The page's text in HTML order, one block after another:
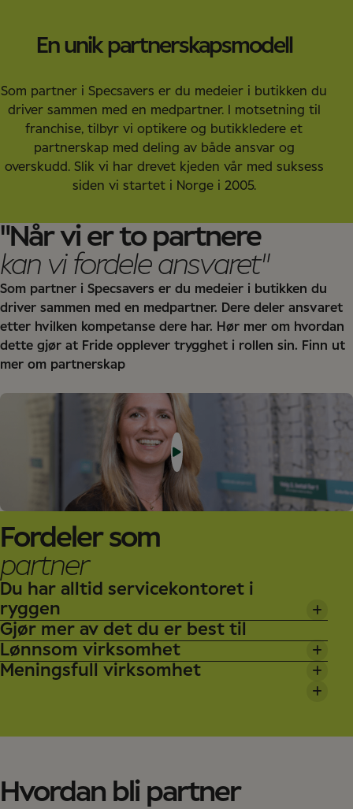
En unik partnerskapsmodell
Som partner i Specsavers er du medeier i butikken du
driver sammen med en medpartner. I motsetning til
franchise, tilbyr vi optikere og butikkledere et
partnerskap med deling av både ansvar og
overskudd. Slik vi har drevet kjeden vår med suksess
siden vi startet i Norge i 2005.
"Når vi er to partnere
kan vi fordele ansvaret"
Som partner i Specsavers er du medeier i butikken du
driver sammen med en medpartner. Dere deler ansvaret
etter hvilken kompetanse dere har. Hør mer om hvordan
dette gjør at Fride opplever trygghet i rollen sin. Finn ut
mer om partnerskap
Fordeler som
partner
Du har alltid servicekontoret i
ryggen
Du får hjelp med administrative oppgaver som
markedsføring, IT, økonomi, rekruttering m.m., slik at
du kan konsentrere deg om kundene og oppgavene
Gjør mer av det du er best til
I butikkene våre har alle egne ansvarsområder.
Optikerne konsentrerer seg om synsundersøkelser og
Lønnsom virksomhet
Vi kan love deg gode kommersielle arbeidsbetingelser.
investeringen du gjør på tre til fem år.
Meningsfull virksomhet
Hvordan bli partner